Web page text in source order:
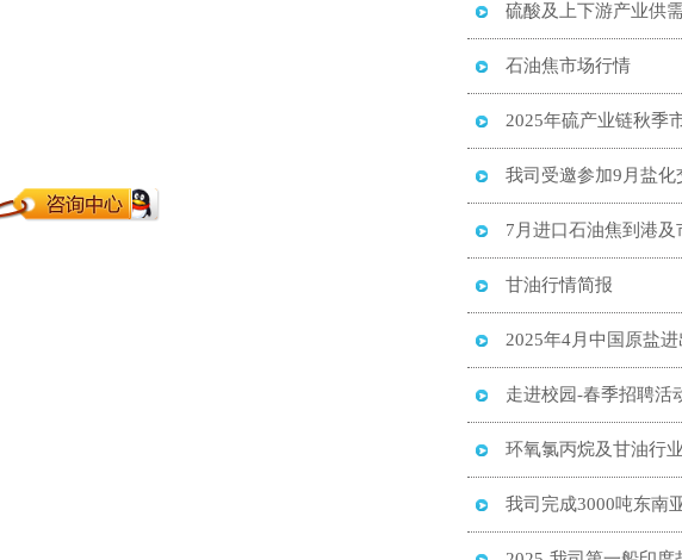
硫酸及上下游产业供
石油焦市场行情
2025年硫产业链秋季
我司受邀参加9月盐化
7月进口石油焦到港及
甘油行情简报
2025年4月中国原盐
走进校园-春季招聘活
环氧氯丙烷及甘油行
我司完成3000吨东南